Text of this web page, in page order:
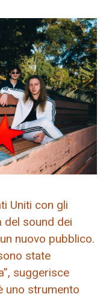
Uniti con gli
del sound dei
nuovo pubblico.
state
suggerisce
uno strumento